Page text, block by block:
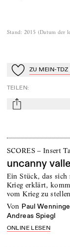
Stand: 2015 (Datum der
Zu Mein-TdZ
ZU MEIN-TDZ
TEILEN:
mail
SCORES – Insert
uncanny
Ein Stück, das sich
Krieg erklärt,
vom Krieg zu
von Paul
Andreas Spiegl
ONLINE LESEN